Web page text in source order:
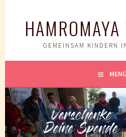
HAMROMAYA
GEMEINSAM KINDERN
MENÜ